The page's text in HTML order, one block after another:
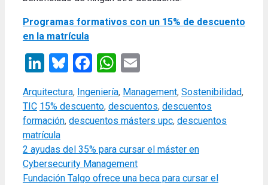
Programas formativos con un 15% de descuento
en la matrícula
LinkedIn
Bluesky
Facebook
WhatsApp
Categories
Arquitectura, Ingeniería, Management, Sostenibilidad,
TIC Tags
15% descuento, descuentos, descuentos
formación, descuentos másters upc, descuentos
matrícula
2 ayudas del 35% para cursar el máster en
Cybersecurity Management
Fundación Talgo ofrece una beca para cursar el